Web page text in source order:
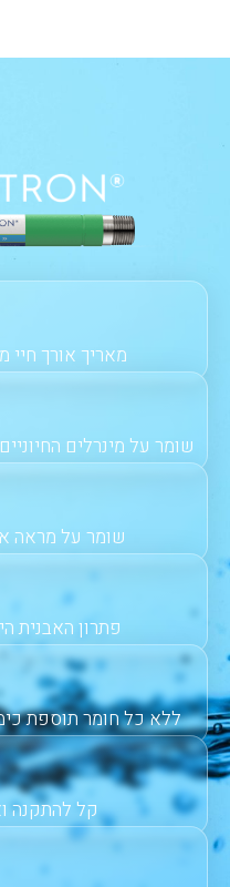
מאריך אורך חיי
שומר על מינרלים
שומר על מראה
פתרון האבנית
ללא כל חומר תוספת
קל להתקנה